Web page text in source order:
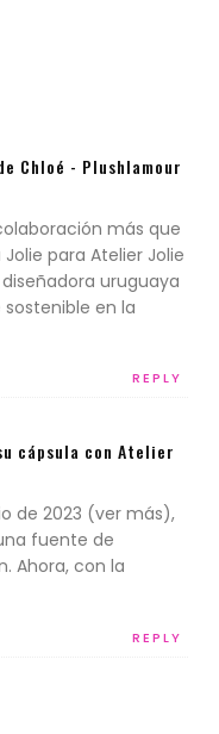
Chloé - Plushlamour
REPLY
más que
para Atelier Jolie
uruguaya
en la
cápsula con Atelier
REPLY
de 2023 (ver más),
fuente de
Ahora, con la